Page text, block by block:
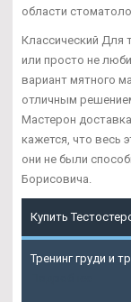
области
Классический Для
или просто не
вариант мятного
отличным
Мастерон
кажется, что весь
они не были
Борисовича.
Купить
Тренинг груди и